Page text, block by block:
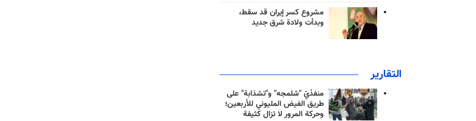
مشروع كسر إيران قد سقط،
وبدأت ولادة شرق جديد
التقارير
منفذَيّ "شلمجه" و"تشذابة" على
طريق الفيض المليوني للأربعين؛
وحركة المرور لا تزال كثيفة